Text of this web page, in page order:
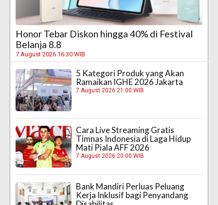
Honor Tebar Diskon hingga 40% di Festival
Belanja 8.8
7 August 2026 16:30 WIB
5 Kategori Produk yang Akan
Ramaikan IGHE 2026 Jakarta
7 August 2026 21:00 WIB
Cara Live Streaming Gratis
Timnas Indonesia di Laga Hidup
Mati Piala AFF 2026
7 August 2026 20:00 WIB
Bank Mandiri Perluas Peluang
Kerja Inklusif bagi Penyandang